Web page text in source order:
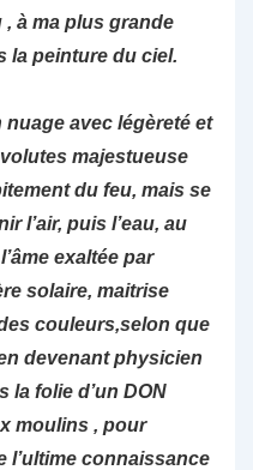
, à ma plus grande
la peinture du ciel.
avec légèreté et
majestueuse
du feu, mais se
l’air, puis l’eau, au
exaltée par
solaire, maitrise
couleurs,selon que
devenant physicien
la folie d’un DON
moulins , pour
l’ultime connaissance